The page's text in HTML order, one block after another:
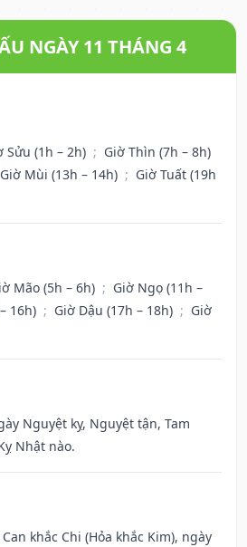
NGÀY 11 THÁNG 4
Sửu (1h – 2h) ; Giờ Thìn (7h – 8h)
Giờ Mùi (13h – 14h) ; Giờ Tuất (19h
Mão (5h – 6h) ; Giờ Ngọ (11h –
16h) ; Giờ Dậu (17h – 18h) ; Giờ
Nguyệt kỵ, Nguyệt tận, Tam
Nhật nào.
khắc Chi (Hỏa khắc Kim), ngày